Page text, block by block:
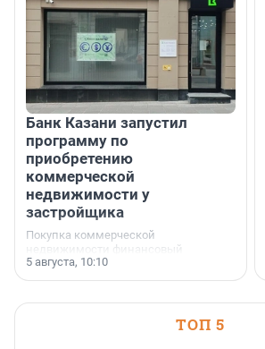
Банк Казани запустил
программу по
приобретению
коммерческой
недвижимости у
застройщика
Покупка коммерческой
недвижимости финансовый
инструмент, доступный для многих
предпринимателей. Будь то новый
или готовый арендный бизнес —
успех сделки зависит от правильного
5 августа, 10:10
ТОП 5